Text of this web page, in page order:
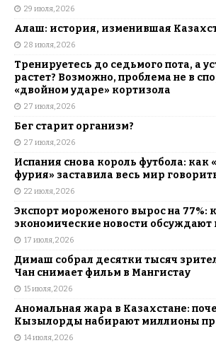
29 июля, 2026
Алаш: история, изменившая
28 июля, 2026
Тренируетесь до седьмого пота, а
растет? Возможно, проблема не в
«двойном ударе» кортизола
27 июля, 2026
Бег старит организм?
27 июля, 2026
Испания снова король футбола: как
фурия» заставила весь мир
22 июля, 2026
Экспорт мороженого вырос на 77%:
экономические новости обсуждают
17 июля, 2026
Димаш собрал десятки тысяч
Чан снимает фильм в Мангистау
15 июля, 2026
Аномальная жара в Казахстане:
Кызылорды набирают миллионы
14 июля, 2026